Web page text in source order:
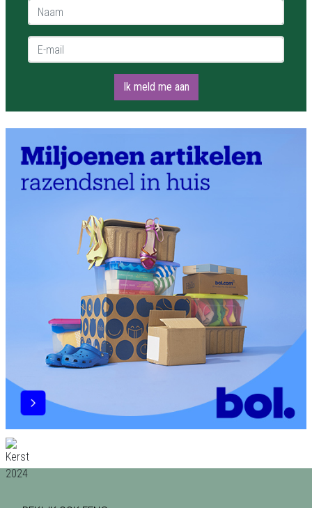
Naam *
E-mail *
Ik meld me aan